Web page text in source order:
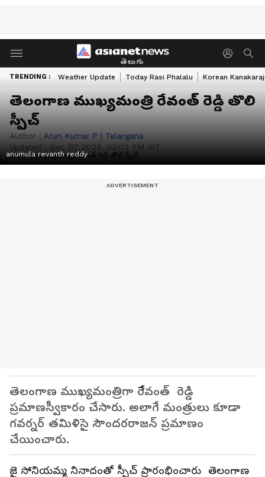
తెలుగు
TRENDING : Weather Update Today Rasi Phalalu Korean
తెలంగాణ ముఖ్యమంత్రి రేవంత్ రెడ్డి తొలి
స్పీచ్
Author : Arun Kumar P | Telangana
Updated : Dec 07 2023, 03:03 PM IST
anumula revanth reddy
తెలంగాణ ముఖ్యమంత్రిగా రేేవంత్ రెడ్డి
ప్రమాణస్వీకారం చేసారు. అలాగే మంత్రులు కూడా
గవర్నర్ తమిళిసై సౌందరరాజన్ ప్రమాణం
చేయించారు.
జై సోనియమ్మ నినాదంతో స్పీచ్ ప్రారంభించారు తెలంగాణ